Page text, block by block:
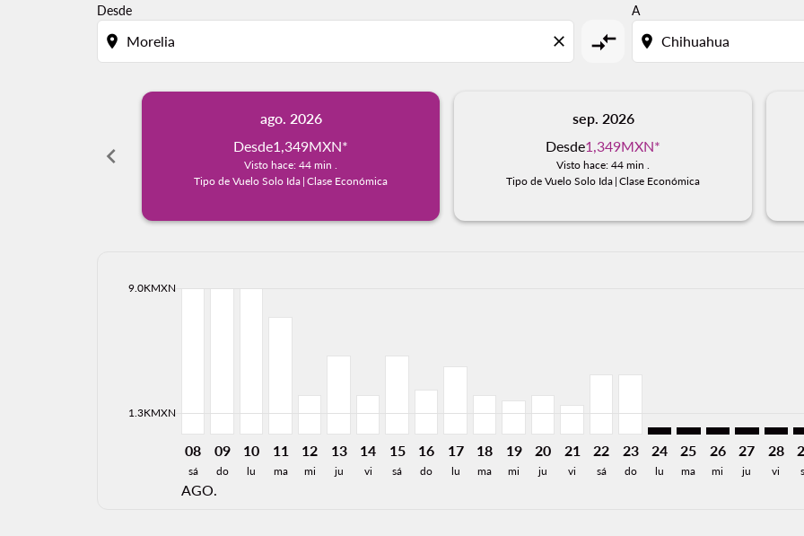
Desde
location_on close compare_arrows
A
location_on
chevron_left
ago. 2026
Desde1,349MXN*
Visto hace: 44 min .
Tipo de Vuelo Solo Ida | Clase Económica
sep. 2026
Desde1,349MXN*
Visto hace: 44 min .
Tipo de Vuelo Solo Ida | Clase Económica
1.3KMXN
9.0KMXN
08
sá
AGO.
09
do
10
lu
11
ma
12
mi
13
ju
14
vi
15
sá
16
do
17
lu
18
ma
19
mi
20
ju
21
vi
22
sá
MLM–CUU, 23/08/2026:
23
do
MLM–CUU: cmp-
24
lu
MLM–CUU: cmp-
25
ma
MLM–CUU:
26
mi
27
ju
28
vi